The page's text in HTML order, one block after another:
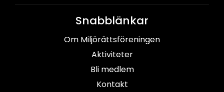
Snabblänkar
Om Miljörättsföreningen
Aktiviteter
Bli medlem
Kontakt